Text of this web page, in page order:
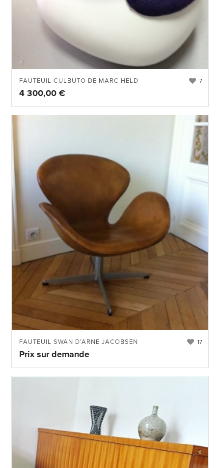
7
FAUTEUIL CULBUTO DE MARC HELD
4 300,00 €
17
FAUTEUIL SWAN D’ARNE JACOBSEN
Prix sur demande